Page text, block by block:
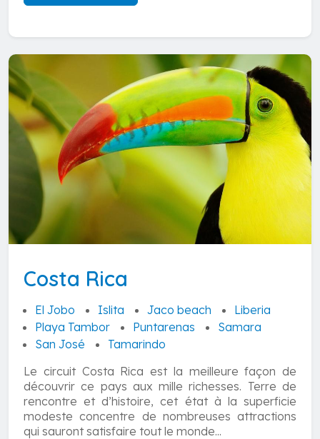
Costa Rica
El Jobo Islita Jaco beach
Liberia
Playa Tambor
Puntarenas
Samara
San José
Tamarindo
Le circuit Costa Rica est la meilleure façon de
découvrir ce pays aux mille richesses. Terre de
rencontre et d’histoire, cet état à la superficie
modeste concentre de nombreuses attractions
qui sauront satisfaire tout le monde...